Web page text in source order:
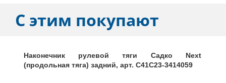
С этим покупают
Наконечник рулевой тяги Садко Next
(продольная тяга) задний, арт. C41C23-3414059